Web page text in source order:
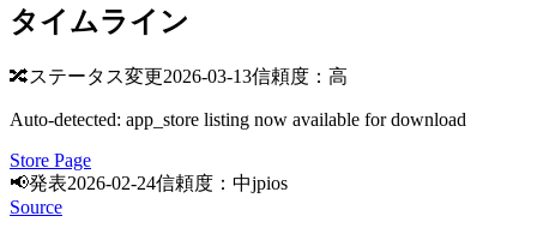
タイムライン
🔀ステータス変更2026-03-13信頼度：高
Auto-detected: app_store listing now available for download
Store Page
📢発表2026-02-24信頼度：中jpios
Source